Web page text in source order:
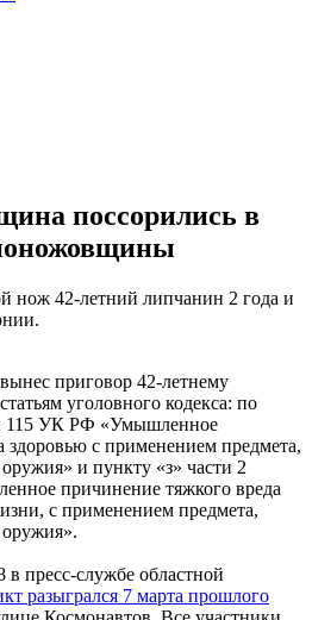
поссорились в
нож 42-летний липчанин 2 года и
приговор 42-летнему
уголовного кодекса: по
115 УК РФ «Умышленное
здоровью с применением предмета,
и пункту «з» части 2
причинение тяжкого вреда
с применением предмета,
оружия».
в пресс-службе областной
разыгрался 7 марта прошлого